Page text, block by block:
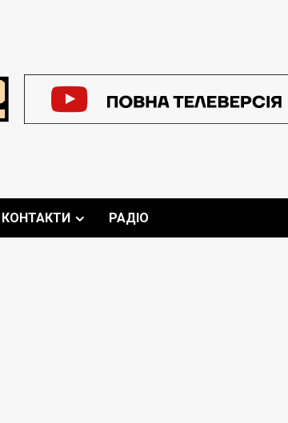
КОНТАКТИ РАДІО